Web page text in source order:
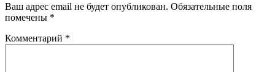
Ваш адрес email не будет опубликован. Обязательные поля
помечены *
Комментарий *